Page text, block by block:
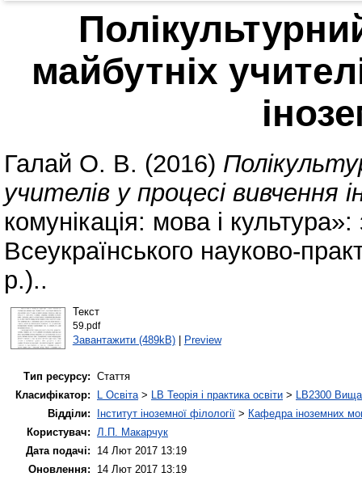
майбутніх
Галай О. В. (2016)
учителів у процесі вивчення
комунікація: мова і культура»:
Всеукраїнського науково-
р.)..
Текст
59.pdf
Завантажити (489kB)| Preview
Тип ресурсу: Стаття
Класифікатор:
L Освіта> LB Теорія і практика освіти > LB2300 Вища
Відділи:
Інститут іноземної філології > Кафедра іноземних
Користувач: Л.П. Макарчук
Дата подачі:
14 Лют 2017 13:19
Оновлення:
14 Лют 2017 13:19